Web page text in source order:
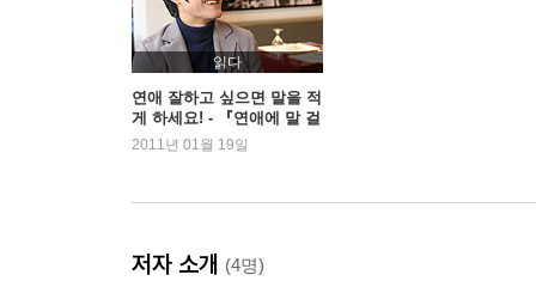
읽다
연애 잘하고 싶으면 말을 적
게 하세요! - 『연애에 말 걸
기』 명로진
2011년 01월 19일
저자 소개 (4명)